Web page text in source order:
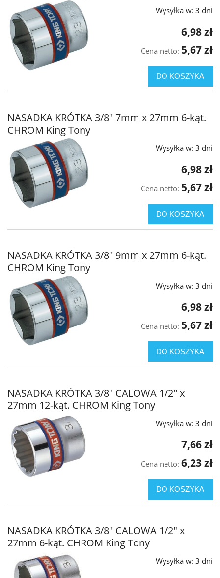
Wysyłka w: 3 dni
6,98 zł
Cena netto: 5,67 zł
DO KOSZYKA
NASADKA KRÓTKA 3/8'' 7mm x 27mm 6-kąt.
CHROM King Tony
Wysyłka w: 3 dni
6,98 zł
Cena netto: 5,67 zł
DO KOSZYKA
NASADKA KRÓTKA 3/8'' 9mm x 27mm 6-kąt.
CHROM King Tony
Wysyłka w: 3 dni
6,98 zł
Cena netto: 5,67 zł
DO KOSZYKA
NASADKA KRÓTKA 3/8'' CALOWA 1/2'' x
27mm 12-kąt. CHROM King Tony
Wysyłka w: 3 dni
7,66 zł
Cena netto: 6,23 zł
DO KOSZYKA
NASADKA KRÓTKA 3/8'' CALOWA 1/2" x
27mm 6-kąt. CHROM King Tony
Wysyłka w: 3 dni